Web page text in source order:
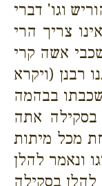
וגו' דברי
צריך הרי
אשה קרי
רבנן (ויקרא
בבהמה
בסקילה אתה
מכל מיתות
ונאמר להלן
להלן בסקילה